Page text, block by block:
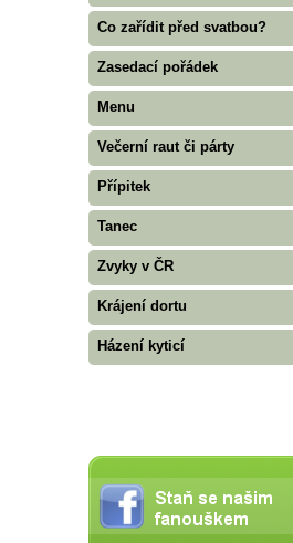
Co zařídit před svatbou?
Zasedací pořádek
Menu
Večerní raut či párty
Přípitek
Tanec
Zvyky v ČR
Krájení dortu
Házení kyticí